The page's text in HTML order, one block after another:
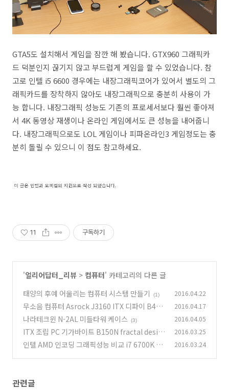
GTA5도 설치해서 게임을 잠깐 해 봤습니다. GTX960 그래픽카
드 덕분인지 끊기지 않고 부드럽게 게임을 할 수 있었습니다. 참
고로 인텔 i5 6600 경우에는 내장그래픽코어가 있어서 별도의 그
래픽카드를 장착하지 않아도 내장그래픽으로 충분히 사용이 가
능 합니다. 내장그래픽 성능도 기존의 프로세서보다 훨씬 좋아져
서 4K 동영상 재생이나 온라인 게임에서도 큰 성능을 내어줍니
다. 내장그래픽으로도 LOL 게임이나 피파온라인3 게임정도는 충
분히 돌릴 수 있으니 이 점도 참고하세요.
11 구독하기
'얼리어답터_리뷰 > 컴퓨터' 카테고리의 다른 글
태양의 후예 어울리는 컴퓨터 시스템 만들기
(1) 2016.04.22
무소음 컴퓨터 Asrock J3160 ITX 디파이 B40
BLACK
(8)
2016.04.17
나라테크윈 N-2AL 미들타워 케이스 (3) 2016.04.05
ITX 조립 PC 기가바이트 B150N fractal desig
n core 500
(4)
2016.03.25
인텔 AMD 인코딩 그래픽성능 비교 i7 6700K FX
2016.03.24
관련글